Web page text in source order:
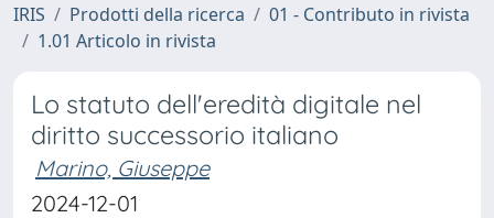
IRIS Prodotti della ricerca
01 - Contributo in rivista
1.01 Articolo in rivista
Lo statuto dell'eredità digitale nel
diritto successorio italiano
Marino, Giuseppe
2024-12-01